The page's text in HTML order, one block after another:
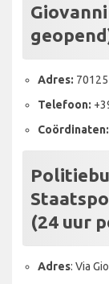
Adres:
Telefoon:
Coördinaten:
(24 uur
Adres: Via